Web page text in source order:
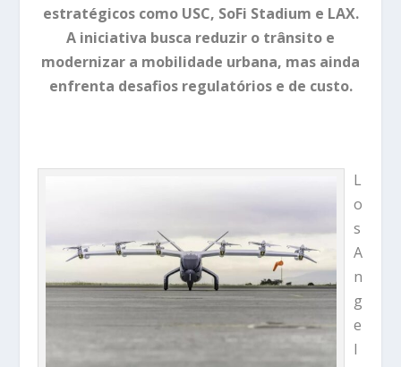
estratégicos como USC, SoFi Stadium e LAX.
A iniciativa busca reduzir o trânsito e
modernizar a mobilidade urbana, mas ainda
enfrenta desafios regulatórios e de custo.
L
o
s
A
n
g
e
l